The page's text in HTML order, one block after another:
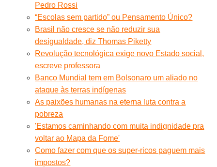
Pedro Rossi
“Escolas sem partido” ou Pensamento Único?
Brasil não cresce se não reduzir sua
desigualdade, diz Thomas Piketty
Revolução tecnológica exige novo Estado social,
escreve professora
Banco Mundial tem em Bolsonaro um aliado no
ataque às terras indígenas
As paixões humanas na eterna luta contra a
pobreza
'Estamos caminhando com muita indignidade pra
voltar ao Mapa da Fome'
Como fazer com que os super-ricos paguem mais
impostos?